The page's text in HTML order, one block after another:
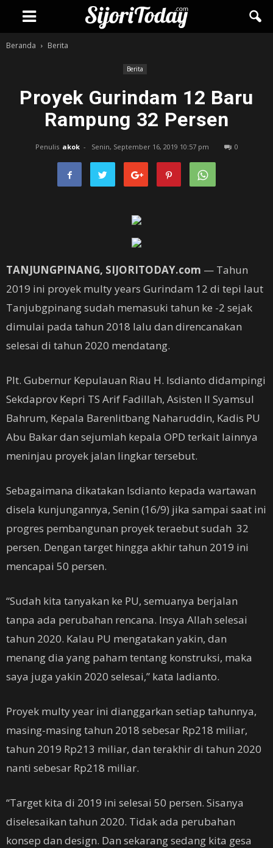
Beranda Berita
Berita
Proyek Gurindam 12 Baru
Rampung 32 Persen
Penulis akok - Senin, September 16, 2019 10:57 pm 0
TANJUNGPINANG, SIJORITODAY.com — Tahun
2019 ini proyek multy years Gurindam 12 di tepi laut
Tanjubgpinang sudah memasuki tahun ke -2 sejak
dimulai pada tahun 2018 lalu dan direncanakan
selesai di tahun 2020 mendatang.
Plt. Gubernur Kepulauan Riau H. Isdianto didampingi
Sekdaprov Kepri TS Arif Fadillah, Asisten II Syamsul
Bahrum, Kepala Barenlitbang Naharuddin, Kadis PU
Abu Bakar dan sejumlah kepala OPD terkait lainnya
meninjau proyek jalan lingkar tersebut.
Sebagaimana dikatakan Isdianto kepada wartawan
disela kunjungannya, Senin (16/9) jika sampai saat ini
progres pembangunan proyek teraebut sudah 32
persen. Dengan target hingga akhir tahun 2019 ini
mencapai 50 persen.
“Sudah kita tanyakan ke PU, semuanya berjalan
tanpa ada perubahan rencana. Insya Allah selesai
tahun 2020. Kalau PU mengatakan yakin, dan
menang dia yang paham tentang konstruksi, maka
saya juga yakin 2020 selesai,” kata Iadianto.
Proyek multy year ini dianggarkan setiap tahunnya,
masing-masing tahun 2018 sebesar Rp218 miliar,
tahun 2019 Rp213 miliar, dan terakhir di tahun 2020
nanti sebesar Rp218 miliar.
“Target kita di 2019 ini selesai 50 persen. Sisanya
diselesaikan tahun 2020. Tidak ada perubahan
konsep dan design. Dan sekarang sedang kita gesa